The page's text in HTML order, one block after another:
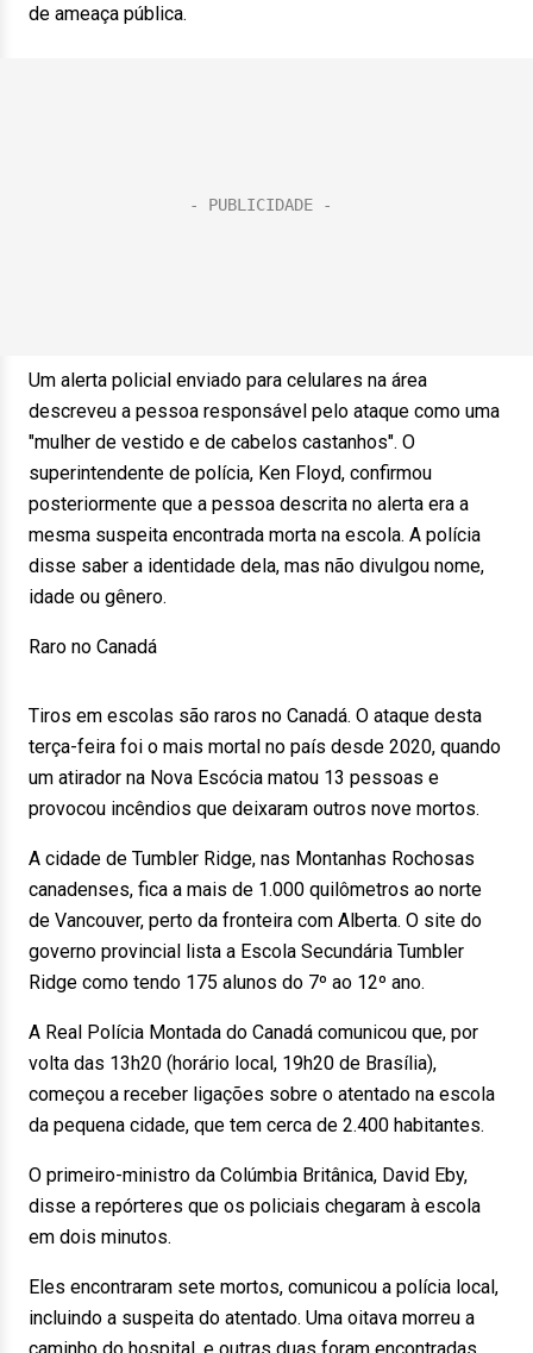
de ameaça pública.
Um alerta policial enviado para celulares na área
descreveu a pessoa responsável pelo ataque como uma
"mulher de vestido e de cabelos castanhos". O
superintendente de polícia, Ken Floyd, confirmou
posteriormente que a pessoa descrita no alerta era a
mesma suspeita encontrada morta na escola. A polícia
disse saber a identidade dela, mas não divulgou nome,
idade ou gênero.
Raro no Canadá
Tiros em escolas são raros no Canadá. O ataque desta
terça-feira foi o mais mortal no país desde 2020, quando
um atirador na Nova Escócia matou 13 pessoas e
provocou incêndios que deixaram outros nove mortos.
A cidade de Tumbler Ridge, nas Montanhas Rochosas
canadenses, fica a mais de 1.000 quilômetros ao norte
de Vancouver, perto da fronteira com Alberta. O site do
governo provincial lista a Escola Secundária Tumbler
Ridge como tendo 175 alunos do 7º ao 12º ano.
A Real Polícia Montada do Canadá comunicou que, por
volta das 13h20 (horário local, 19h20 de Brasília),
começou a receber ligações sobre o atentado na escola
da pequena cidade, que tem cerca de 2.400 habitantes.
O primeiro-ministro da Colúmbia Britânica, David Eby,
disse a repórteres que os policiais chegaram à escola
em dois minutos.
Eles encontraram sete mortos, comunicou a polícia local,
incluindo a suspeita do atentado. Uma oitava morreu a